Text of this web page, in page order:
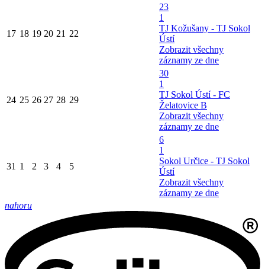
17 18 19 20 21 22
23
1
TJ Kožušany - TJ Sokol
Ústí
Zobrazit všechny
záznamy ze dne
24 25 26 27 28 29
30
1
TJ Sokol Ústí - FC
Želatovice B
Zobrazit všechny
záznamy ze dne
31 1 2 3 4 5
6
1
Sokol Určice - TJ Sokol
Ústí
Zobrazit všechny
záznamy ze dne
nahoru